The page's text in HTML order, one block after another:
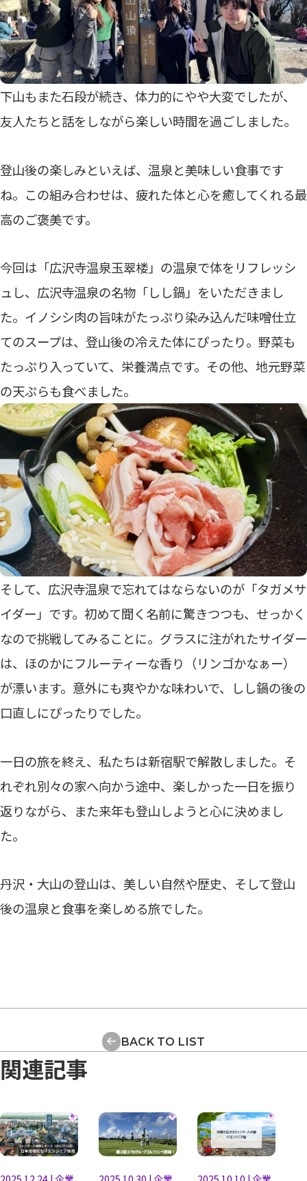
下山もまた石段が続き、体力的にやや大変でしたが、
友人たちと話をしながら楽しい時間を過ごしました。
登山後の楽しみといえば、温泉と美味しい食事です
ね。この組み合わせは、疲れた体と心を癒してくれる最
高のご褒美です。
今回は「広沢寺温泉玉翠楼」の温泉で体をリフレッシ
ュし、広沢寺温泉の名物「しし鍋」をいただきまし
た。イノシシ肉の旨味がたっぷり染み込んだ味噌仕立
てのスープは、登山後の冷えた体にぴったり。野菜も
たっぷり入っていて、栄養満点です。その他、地元野菜
の天ぷらも食べました。
そして、広沢寺温泉で忘れてはならないのが「タガメサ
イダー」です。初めて聞く名前に驚きつつも、せっかく
なので挑戦してみることに。グラスに注がれたサイダー
は、ほのかにフルーティーな香り（リンゴかなぁー）
が漂います。意外にも爽やかな味わいで、しし鍋の後の
口直しにぴったりでした。
一日の旅を終え、私たちは新宿駅で解散しました。そ
れぞれ別々の家へ向かう途中、楽しかった一日を振り
返りながら、また来年も登山しようと心に決めまし
た。
丹沢・大山の登山は、美しい自然や歴史、そして登山
後の温泉と食事を楽しめる旅でした。
BACK TO LIST
関連記事